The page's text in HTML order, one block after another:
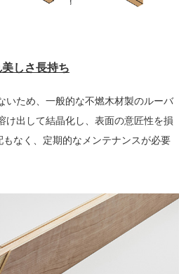
しさ長持ち
いため、一般的な不燃木材製のルーバ
け出して結晶化し、表面の意匠性を損
もなく、定期的なメンテナンスが必要